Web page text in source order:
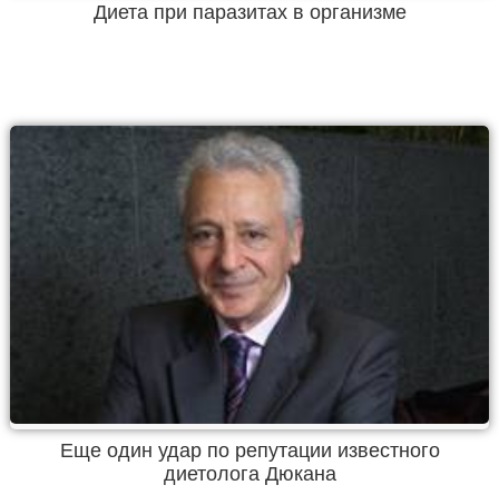
Диета при паразитах в организме
Еще один удар по репутации известного
диетолога Дюкана